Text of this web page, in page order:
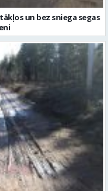
iestājies šķīdonis